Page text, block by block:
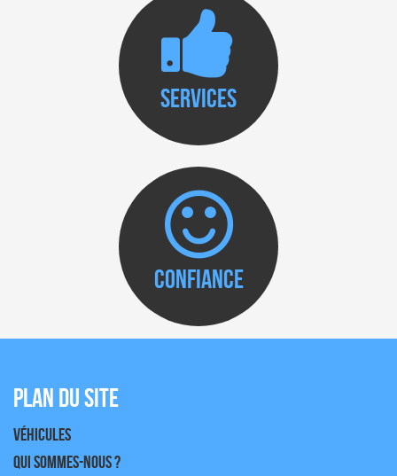
Services
Confiance
Plan du site
Véhicules
Qui sommes-nous ?